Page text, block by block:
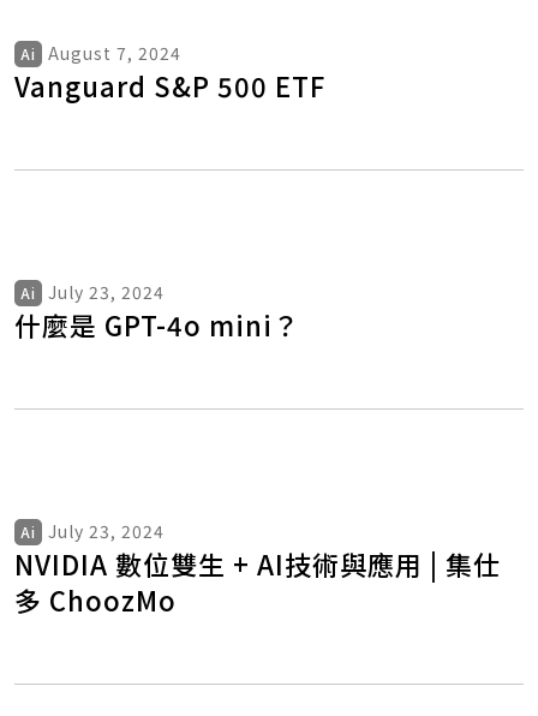
Ai August 7, 2024
Vanguard S&P 500 ETF
Ai July 23, 2024
什麼是 GPT-4o mini？
Ai July 23, 2024
NVIDIA 數位雙生 + AI技術與應用 | 集仕
多 ChoozMo